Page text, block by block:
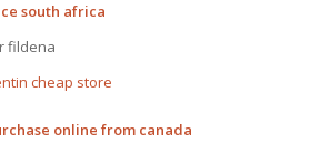
south africa
fildena
cheap store
online from canada